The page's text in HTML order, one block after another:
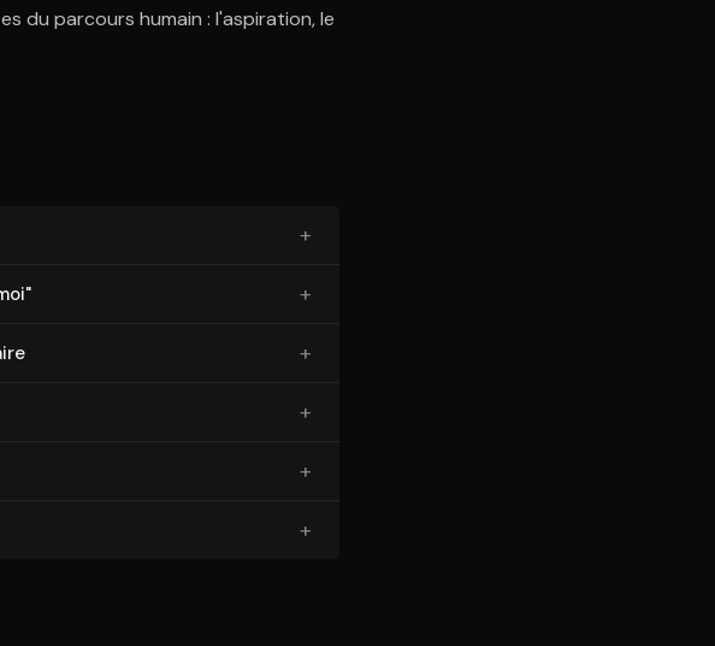
du parcours humain : l'aspiration, le
+
+
+
+
+
+